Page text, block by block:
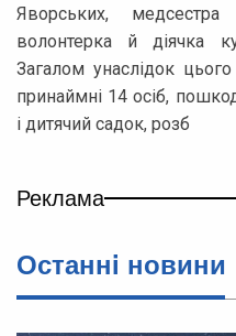
Яворських,
волонтерка й діячка
Загалом унаслідок
принаймні 14 осіб,
і дитячий садок, розб
Реклама
Останнi новини